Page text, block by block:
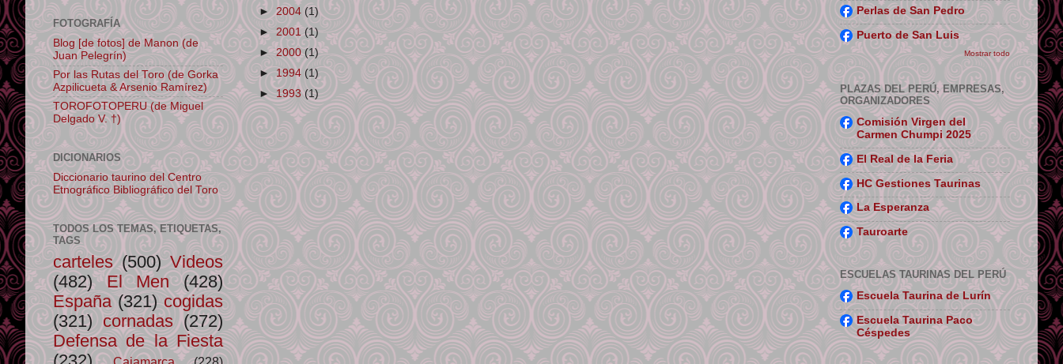
►2004 (1)
►2001(1)
►2000(1)
► 1994 (1)
►1993(1)
FOTOGRAFÍA
Blog [de fotos] de Manon (de
Juan Pelegrín)
Por las Rutas del Toro (de Gorka
Azpilicueta & Arsenio Ramírez)
TOROFOTOPERU (de Miguel
Delgado V. †)
DICIONARIOS
Diccionario taurino del Centro
Etnográfico Bibliográfico del Toro
TODOS LOS TEMAS, ETIQUETAS,
TAGS
carteles (500) Videos
(482)
El Men
(428)
España (321) cogidas
(321) cornadas (272)
Defensa de la Fiesta
Perlas de San Pedro
Puerto de San Luis
Mostrar todo
PLAZAS DEL PERÚ, EMPRESAS,
ORGANIZADORES
Comisión Virgen del
Carmen Chumpi 2025
El Real de la Feria
HC Gestiones Taurinas
La Esperanza
Tauroarte
ESCUELAS TAURINAS DEL PERÚ
Escuela Taurina de Lurín
Escuela Taurina Paco
Céspedes